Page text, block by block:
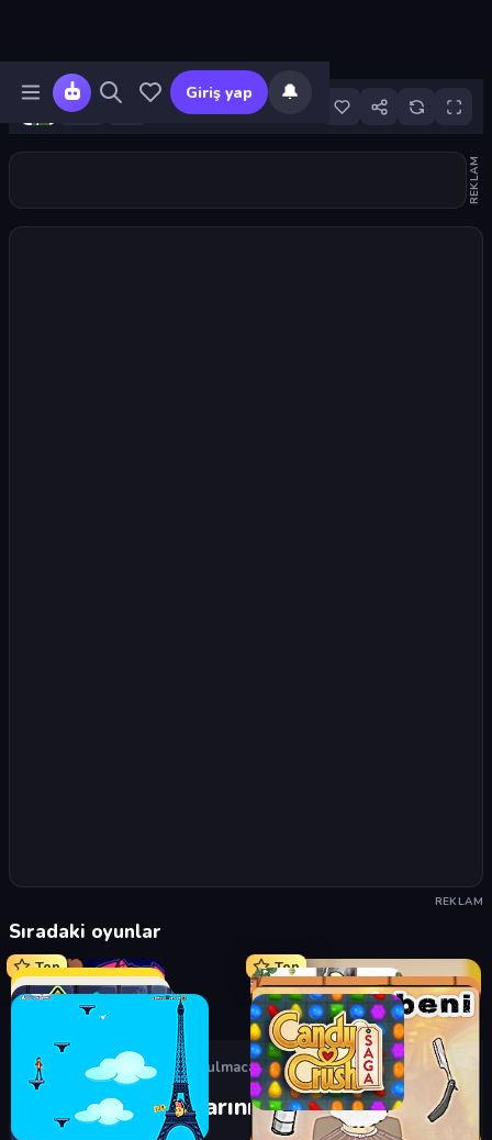
Giriş yap 🔔
1
REKLAM
REKLAM
Sıradaki oyunlar
Top Top
Oyunlar Beceri Oyunları Bulmaca Parçalarını Sil
Bulmaca Parçalarını Sil